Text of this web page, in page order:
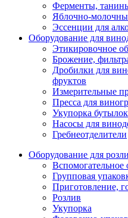
Ферменты,
Яблочно-
Эссенции для
Оборудование для
Этикировочное
Брожение,
Дробилки для
фруктов
Измерительные
Пресса для
Укупорка бутылок
Насосы для
Гребнеотделители
Оборудование для
Вспомогательное
Групповая
Приготовление,
Розлив
Укупорка